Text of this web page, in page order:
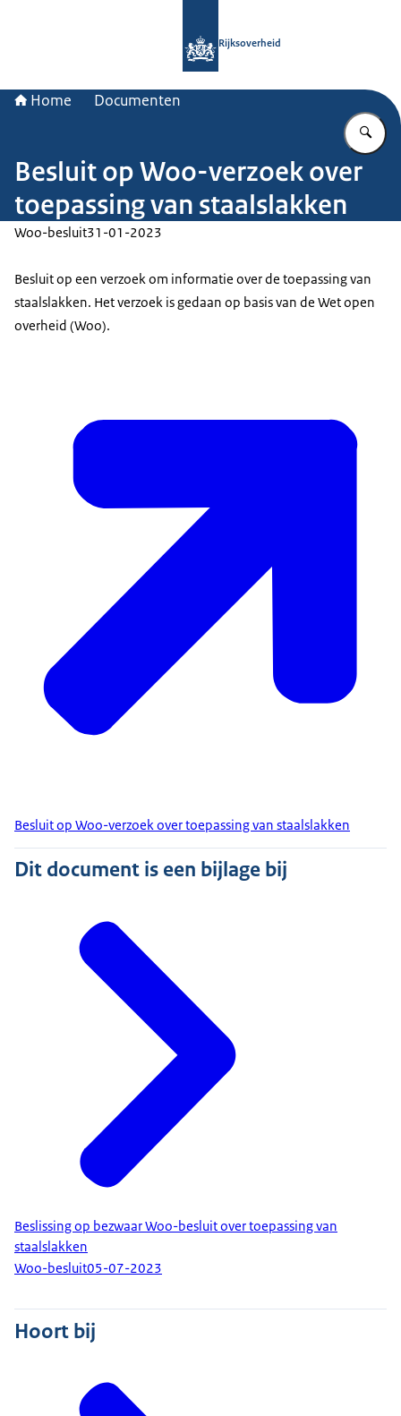
Rijksoverheid
Home Documenten
Besluit op Woo-verzoek over
toepassing van staalslakken
Woo-besluit31-01-2023
Besluit op een verzoek om informatie over de toepassing van
staalslakken. Het verzoek is gedaan op basis van de Wet open
overheid (Woo).
Besluit op Woo-verzoek over toepassing van staalslakken
Dit document is een bijlage bij
Beslissing op bezwaar Woo-besluit over toepassing van
staalslakken
Woo-besluit05-07-2023
Hoort bij